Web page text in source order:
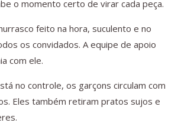
o momento certo de virar cada peça.
feito na hora, suculento e no
os convidados. A equipe de apoio
com ele.
no controle, os garçons circulam com
Eles também retiram pratos sujos e